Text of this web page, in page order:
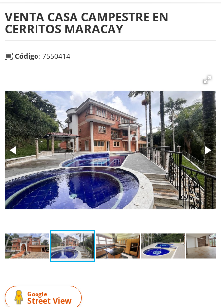
VENTA CASA CAMPESTRE EN
CERRITOS MARACAY
Código: 7550414
Google
Street View